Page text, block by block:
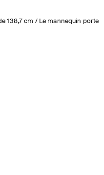
138,7 cm / Le mannequin porte